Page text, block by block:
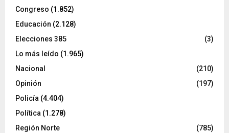
Congreso (1.852)
Educación (2.128)
Elecciones 385
(3)
Lo más leído (1.965)
Nacional
(210)
Opinión
(197)
Policía (4.404)
Política (1.278)
Región Norte
(785)